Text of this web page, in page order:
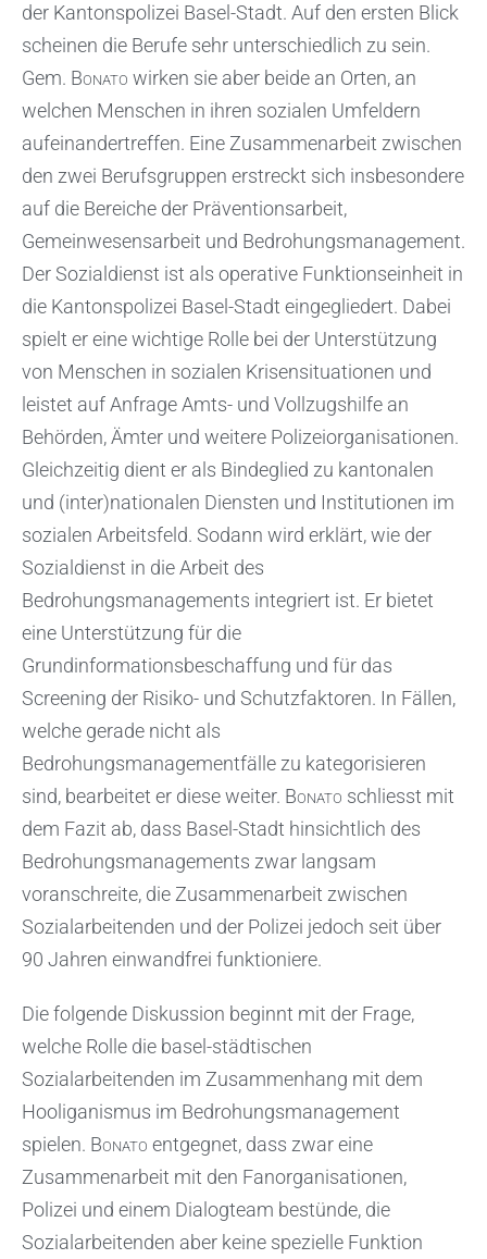
der Kantonspolizei Basel-Stadt. Auf den ersten Blick
scheinen die Berufe sehr unterschiedlich zu sein.
Gem. Bonato wirken sie aber beide an Orten, an
welchen Menschen in ihren sozialen Umfeldern
aufeinandertreffen. Eine Zusammenarbeit zwischen
den zwei Berufsgruppen erstreckt sich insbesondere
auf die Bereiche der Präventionsarbeit,
Gemeinwesensarbeit und Bedrohungsmanagement.
Der Sozialdienst ist als operative Funktionseinheit in
die Kantonspolizei Basel-Stadt eingegliedert. Dabei
spielt er eine wichtige Rolle bei der Unterstützung
von Menschen in sozialen Krisensituationen und
leistet auf Anfrage Amts- und Vollzugshilfe an
Behörden, Ämter und weitere Polizeiorganisationen.
Gleichzeitig dient er als Bindeglied zu kantonalen
und (inter)nationalen Diensten und Institutionen im
sozialen Arbeitsfeld. Sodann wird erklärt, wie der
Sozialdienst in die Arbeit des
Bedrohungsmanagements integriert ist. Er bietet
eine Unterstützung für die
Grundinformationsbeschaffung und für das
Screening der Risiko- und Schutzfaktoren. In Fällen,
welche gerade nicht als
Bedrohungsmanagementfälle zu kategorisieren
sind, bearbeitet er diese weiter. Bonato schliesst mit
dem Fazit ab, dass Basel-Stadt hinsichtlich des
Bedrohungsmanagements zwar langsam
voranschreite, die Zusammenarbeit zwischen
Sozialarbeitenden und der Polizei jedoch seit über
90 Jahren einwandfrei funktioniere.
Die folgende Diskussion beginnt mit der Frage,
welche Rolle die basel-städtischen
Sozialarbeitenden im Zusammenhang mit dem
Hooliganismus im Bedrohungsmanagement
spielen. Bonato entgegnet, dass zwar eine
Zusammenarbeit mit den Fanorganisationen,
Polizei und einem Dialogteam bestünde, die
Sozialarbeitenden aber keine spezielle Funktion